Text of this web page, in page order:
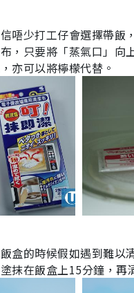
唔少打工仔會選擇帶飯
，只要將「蒸氣口」向
亦可以將檸檬代替。
盒的時候假如遇到難以
抹在飯盒上15分鐘，再